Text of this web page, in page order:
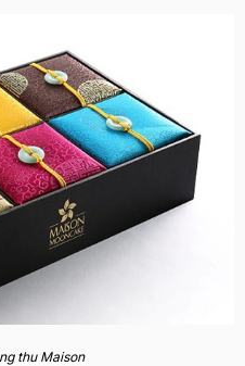
thu Maison